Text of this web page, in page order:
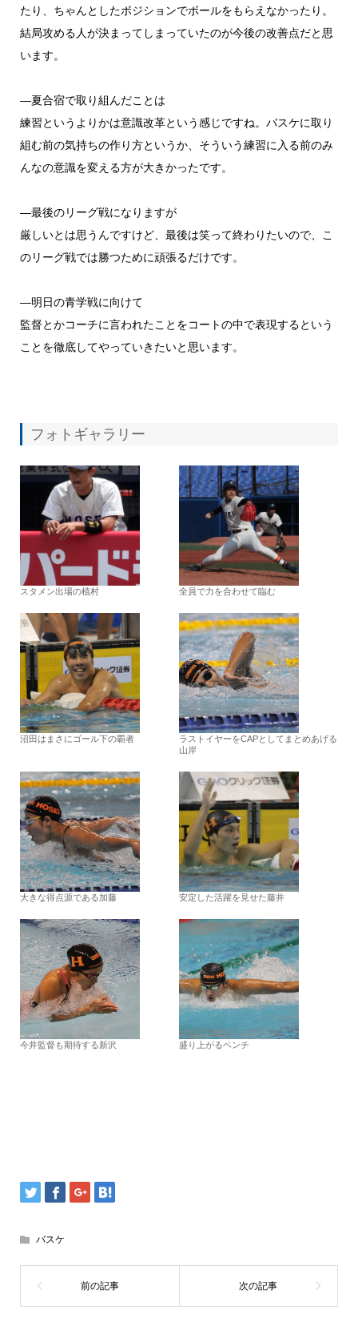
たり、 ちゃんとしたポジションでボールをもらえなかったり。
結局攻める人が決まってしまっていたのが今後の改善点だと思
います。
―夏合宿で取り組んだことは
練習というよりかは意識改革という感じですね。 バスケに取り
組む前の気持ちの作り方というか、 そういう練習に入る前のみ
んなの意識を変える方が大きかったです。
―最後のリーグ戦になりますが
厳しいとは思うんですけど、最後は笑って終わりたいので、
こ
のリーグ戦では勝つために頑張るだけです。
―明日の青学戦に向けて
監督とかコーチに言われたことをコートの中で表現するという
こと を徹底してやっていきたいと思います。
フォトギャラリー
スタメン出場の植村 全員で力を合わせて臨む
沼田はまさにゴール下の覇者
ラストイヤーをCAPとしてまとめあげる
山岸
大きな得点源である加藤 安定した活躍を見せた藤井
今井監督も期待する新沢 盛り上がるベンチ
バスケ